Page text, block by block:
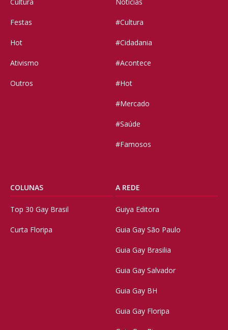
Festas
Hot
Ativismo
Outros
#Cultura
#Cidadania
#Acontece
#Hot
#Mercado
#Saúde
#Famosos
COLUNAS
Top 30 Gay Brasil
Curta Floripa
A REDE
Guiya Editora
Guia Gay São Paulo
Guia Gay Brasilia
Guia Gay Salvador
Guia Gay BH
Guia Gay Floripa